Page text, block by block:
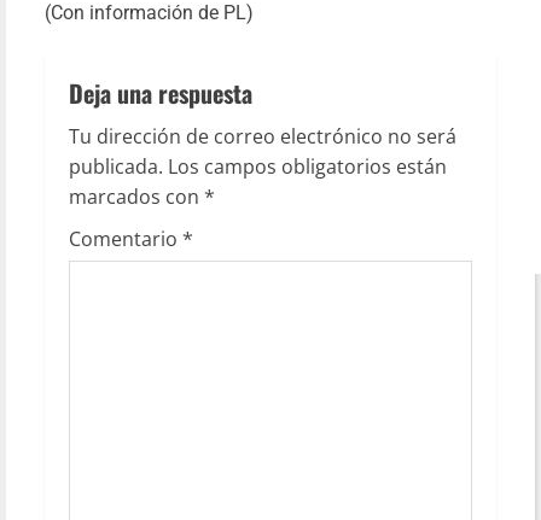
(Con información de PL)
Deja una respuesta
Tu dirección de correo electrónico no será
publicada. Los campos obligatorios están
marcados con *
Comentario *